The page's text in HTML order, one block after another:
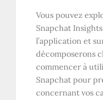
Vous pouvez
Snapchat
l’application et
décomposerons
commencer à
Snapchat pour
concernant vos